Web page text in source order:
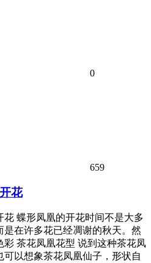
0
659
花
花 蝶形凤凰的开花时间不是大多
是在许多花已经凋谢的秋天。然
彩 茶花凤凰花型 说到这种茶花凤
可以想象茶花凤凰仙子，形状自